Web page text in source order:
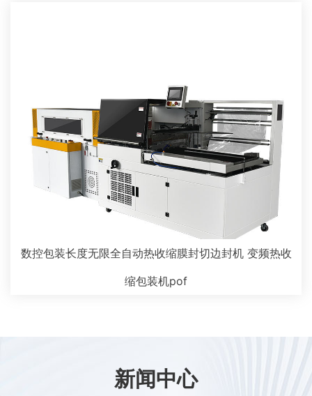
数控包装长度无限全自动热收缩膜封切边封机 变频热收
缩包装机pof
新闻中心